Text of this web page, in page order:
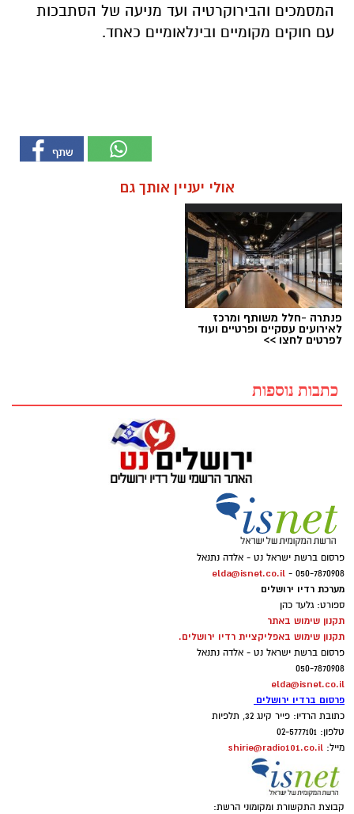
המסמכים והבירוקרטיה ועד מניעה של הסתבכות
עם חוקים מקומיים ובינלאומיים כאחד.
אולי יעניין אותך גם
פנתרה -חלל משותף ומרכז
לאירועים עסקיים ופרטיים ועוד
לפרטים לחצו >>
כתבות נוספות
פרסום ברשת ישראל נט - אלדה נתנאל
050-7870908 -
elda@isnet.co.il
מערכת רדיו ירושלים
ספורט: גלעד כהן
תקנון שימוש באתר
תקנון שימוש באפליקציית רדיו ירושלים.
פרסום ברשת ישראל נט - אלדה נתנאל
050-7870908
elda@isnet.co.il
פרסום ברדיו ירושלים
כתובת הרדיו: פייר קינג 32, תלפיות
טלפון: 02-5777101
מייל: shirie@radio101.co.il
קבוצת התקשורת ומקומוני הרשת: